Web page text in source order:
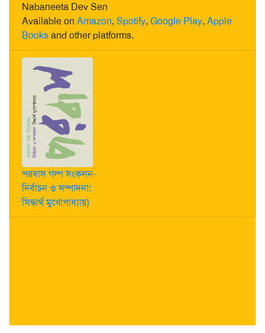
Nabaneeta Dev Sen
Available on Amazon, Spotify, Google Play, Apple
Booksand other platforms.
পরবাস গল্প সংকলন-
নির্বাচন ও সম্পাদনা:
সিদ্ধার্থ মুখোপাধ্যায়)